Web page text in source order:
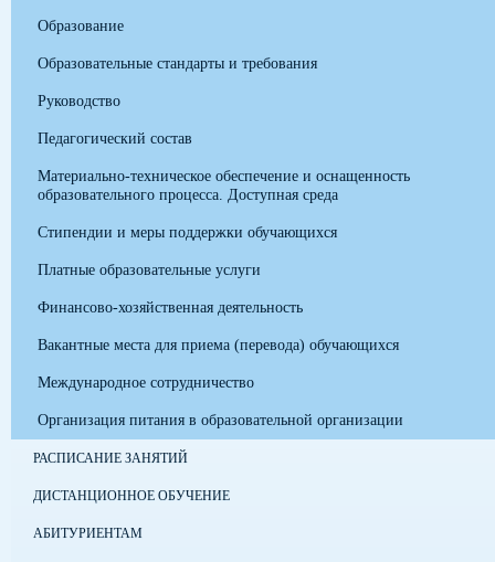
Образование
Образовательные стандарты и требования
Руководство
Педагогический состав
Материально-техническое обеспечение и оснащенность
образовательного процесса. Доступная среда
Стипендии и меры поддержки обучающихся
Платные образовательные услуги
Финансово-хозяйственная деятельность
Вакантные места для приема (перевода) обучающихся
Международное сотрудничество
Организация питания в образовательной организации
РАСПИСАНИЕ ЗАНЯТИЙ
ДИСТАНЦИОННОЕ ОБУЧЕНИЕ
АБИТУРИЕНТАМ